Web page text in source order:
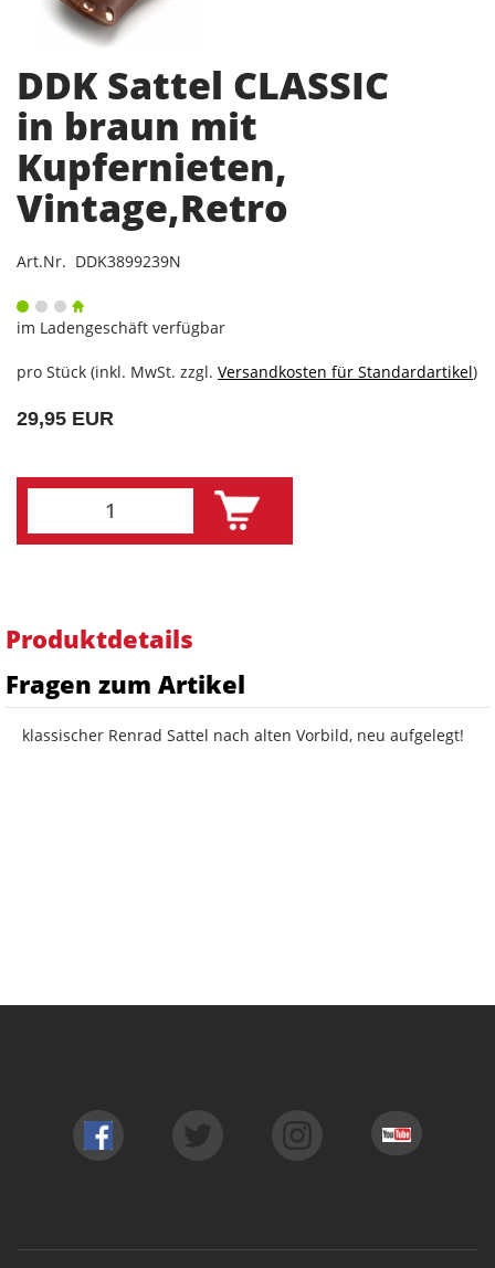
DDK Sattel CLASSIC
in braun mit
Kupfernieten,
Vintage,Retro
Art.Nr. DDK3899239N
im Ladengeschäft verfügbar
pro Stück (inkl. MwSt. zzgl. Versandkosten für Standardartikel)
29,95 EUR
Produktdetails
Fragen zum Artikel
klassischer Renrad Sattel nach alten Vorbild, neu aufgelegt!